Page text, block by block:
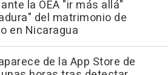
la OEA "ir más allá"
del matrimonio de
en Nicaragua
de la App Store de